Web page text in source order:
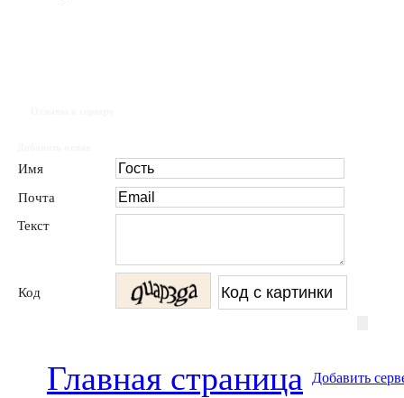
Имя
Почта
Текст
Код
Главная страница Добавить